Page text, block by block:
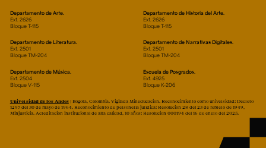
Departamento de Arte.
Ext. 2626
Bloque T-115
Departamento de Historia del Arte.
Ext. 2626
Bloque T-115
Departamento de Literatura.
Ext. 2501
Bloque TM-204
Departamento de Narrativas Digitales.
Ext. 2501
Bloque TM-204
Departamento de Música.
Ext. 2504
Bloque V-115
Escuela de Posgrados.
Ext. 4925
Bloque K-206
Universidad de los Andes| Bogotá, Colombia. Vigilada Mineducación. Reconocimiento como universidad: Decreto
1297 del 30 de mayo de 1964. Reconocimiento de personería jurídica: Resolución 28 del 23 de febrero de 1949,
Minjusticia. Acreditación institucional de alta calidad, 10 años: Resolución 000194 del 16 de enero del 2025.